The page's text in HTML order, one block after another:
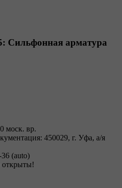
Сильфонная арматура
моск. вр.
450029, г. Уфа, а/я
(auto)
открыты!